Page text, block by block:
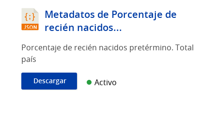
Metadatos de Porcentaje de
recién nacidos...
Porcentaje de recién nacidos pretérmino. Total
país
Descargar Activo